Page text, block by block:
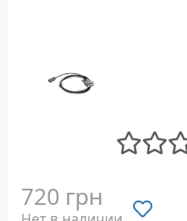
720 грн